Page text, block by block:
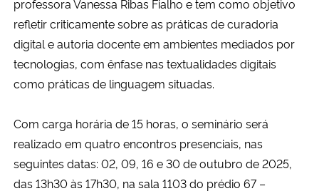
professora Vanessa Ribas Fialho e tem como objetivo
refletir criticamente sobre as práticas de curadoria
digital e autoria docente em ambientes mediados por
tecnologias, com ênfase nas textualidades digitais
como práticas de linguagem situadas.
Com carga horária de 15 horas, o seminário será
realizado em quatro encontros presenciais, nas
seguintes datas: 02, 09, 16 e 30 de outubro de 2025,
das 13h30 às 17h30, na sala 1103 do prédio 67 –